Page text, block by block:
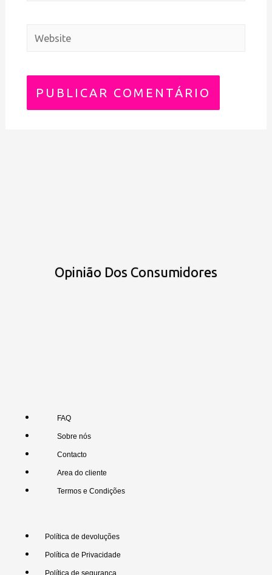
Opinião Dos Consumidores
FAQ
Sobre nós
Contacto
Area do cliente
Termos e Condições
Política de devoluções
Política de Privacidade
Política de segurança